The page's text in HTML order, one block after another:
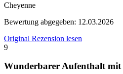
Cheyenne
Bewertung abgegeben: 12.03.2026
Original Rezension lesen
9
Wunderbarer Aufenthalt mit